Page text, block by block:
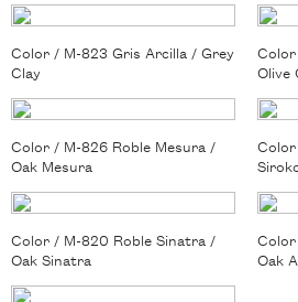
Color / M-823 Gris Arcilla / Grey
Clay
Olive
Color / M-826 Roble Mesura /
Oak Mesura
Color / M-820 Roble Sinatra /
Oak Sinatra
Color
Oak